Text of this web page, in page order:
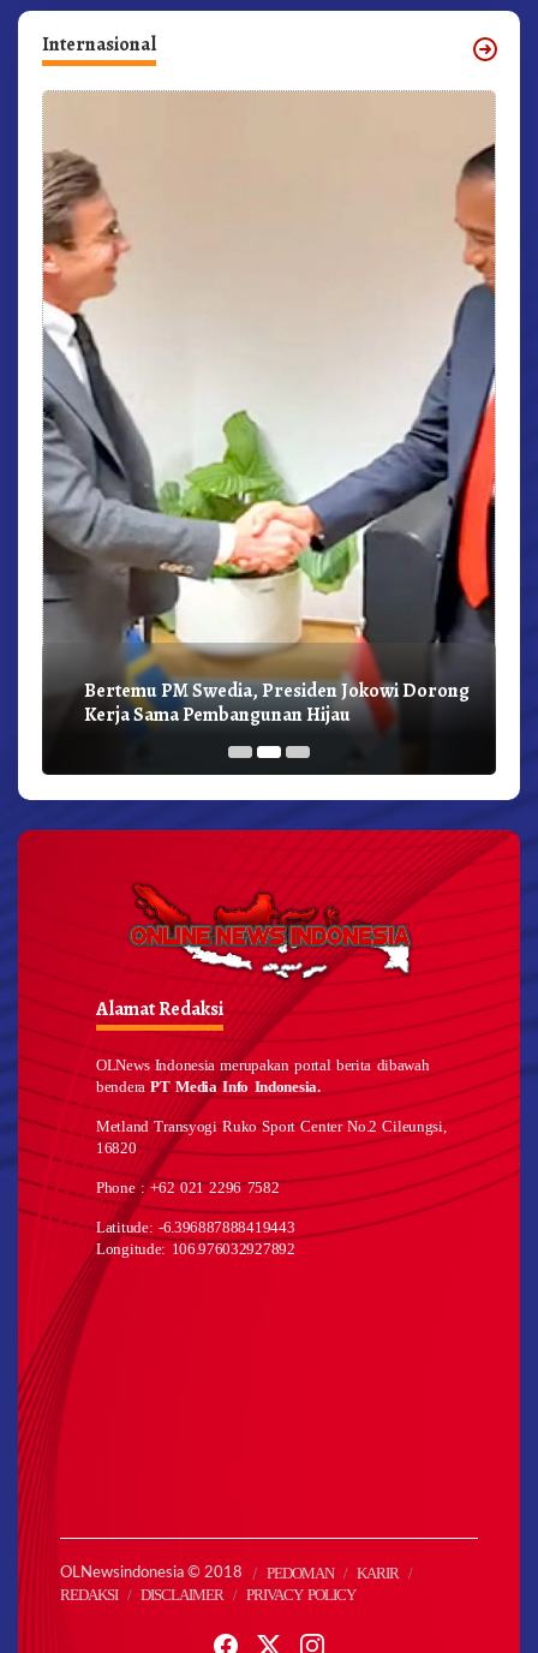
Internasional
Bertemu PM Swedia, Presiden Jokowi Dorong
Kerja Sama Pembangunan Hijau
Alamat Redaksi
OLNews Indonesia merupakan portal berita dibawah
benderaPT Media Info Indonesia.
Metland Transyogi Ruko Sport Center No.2 Cileungsi,
16820
Phone : +62 021 2296 7582
Latitude: -6.396887888419443
Longitude: 106.976032927892
OLNewsindonesia © 2018 PEDOMAN
KARIR
REDAKSI
DISCLAIMER PRIVACY POLICY